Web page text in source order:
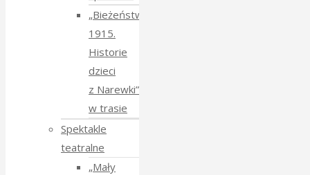
„Bieżeństwo
1915.
Historie
dzieci
z Narewki”
w trasie
Spektakle
teatralne
„Mały